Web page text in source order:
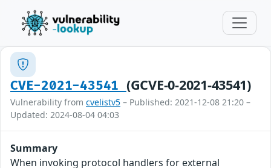
CVE-2021-43541 (GCVE-0-2021-43541)
Vulnerability from cvelistv5 – Published: 2021-12-08 21:20 –
Updated: 2024-08-04 04:03
Summary
When invoking protocol handlers for external